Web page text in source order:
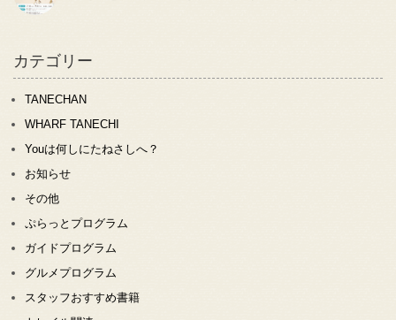
カテゴリー
TANECHAN
WHARF TANECHI
Youは何しにたねさしへ？
お知らせ
その他
ぷらっとプログラム
ガイドプログラム
グルメプログラム
スタッフおすすめ書籍